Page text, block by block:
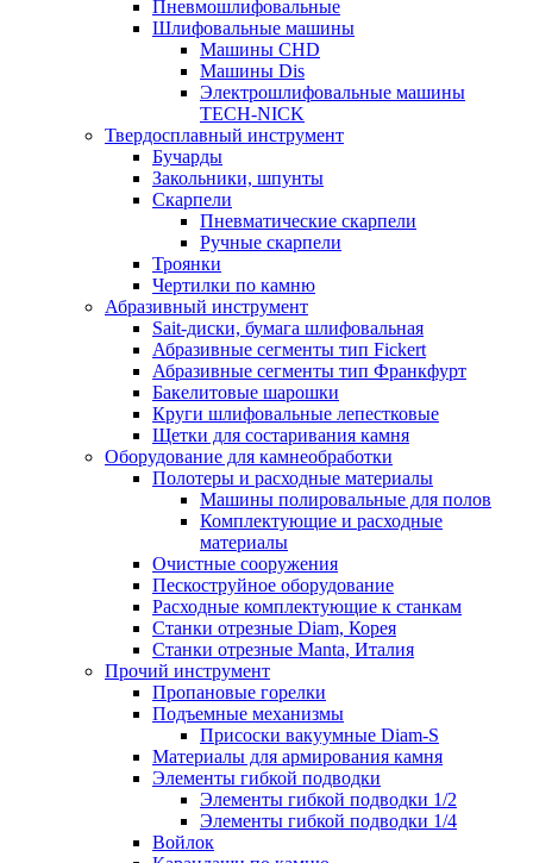
Пневмошлифовальные
Шлифовальные машины
Машины CHD
Машины Dis
Электрошлифовальные машины
TECH-NICK
Твердосплавный инструмент
Бучарды
Закольники, шпунты
Скарпели
Пневматические скарпели
Ручные скарпели
Троянки
Чертилки по камню
Абразивный инструмент
Sait-диски, бумага шлифовальная
Абразивные сегменты тип Fickert
Абразивные сегменты тип Франкфурт
Бакелитовые шарошки
Круги шлифовальные лепестковые
Щетки для состаривания камня
Оборудование для камнеобработки
Полотеры и расходные материалы
Машины полировальные для полов
Комплектующие и расходные
материалы
Очистные сооружения
Пескоструйное оборудование
Расходные комплектующие к станкам
Станки отрезные Diam, Корея
Станки отрезные Manta, Италия
Прочий инструмент
Пропановые горелки
Подъeмные механизмы
Присоски вакуумные Diam-S
Материалы для армирования камня
Элементы гибкой подводки
Элементы гибкой подводки 1/2
Элементы гибкой подводки 1/4
Войлок